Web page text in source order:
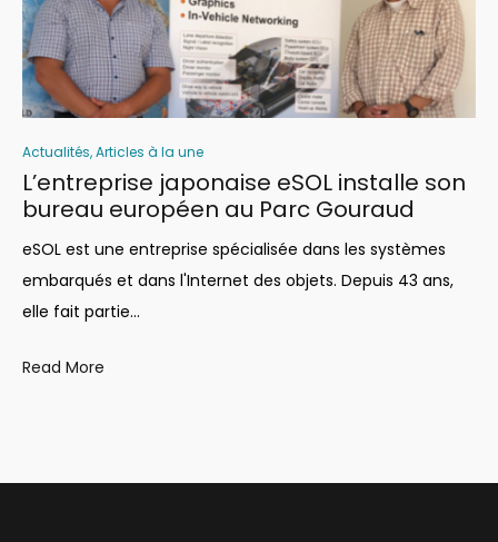
Actualités,Articles à la une
L’entreprise japonaise eSOL installe son
bureau européen au Parc Gouraud
eSOL est une entreprise spécialisée dans les systèmes
embarqués et dans l'Internet des objets. Depuis 43 ans,
elle fait partie…
Read More